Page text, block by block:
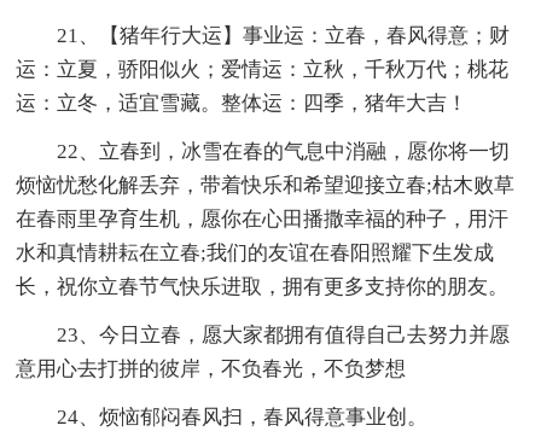
21、【猪年行大运】事业运：立春，春风得意；财
运：立夏，骄阳似火；爱情运：立秋，千秋万代；桃花
运：立冬，适宜雪藏。整体运：四季，猪年大吉！
22、立春到，冰雪在春的气息中消融，愿你将一切
烦恼忧愁化解丢弃，带着快乐和希望迎接立春;枯木败草
在春雨里孕育生机，愿你在心田播撒幸福的种子，用汗
水和真情耕耘在立春;我们的友谊在春阳照耀下生发成
长，祝你立春节气快乐进取，拥有更多支持你的朋友。
23、今日立春，愿大家都拥有值得自己去努力并愿
意用心去打拼的彼岸，不负春光，不负梦想
24、烦恼郁闷春风扫，春风得意事业创。